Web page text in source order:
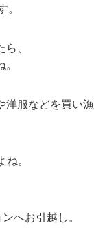
、
洋服などを買い漁
。
へお引越し。